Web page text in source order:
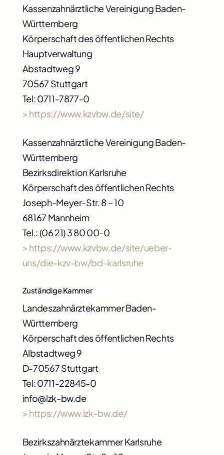
Kassenzahnärztliche Vereinigung Baden-
Württemberg
Körperschaft des öffentlichen Rechts
Hauptverwaltung
Abstadtweg 9
70567 Stuttgart
Tel: 0711-7877-0
> https://www.kzvbw.de/site/
Kassenzahnärztliche Vereinigung Baden-
Württemberg
Bezirksdirektion Karlsruhe
Körperschaft des öffentlichen Rechts
Joseph-Meyer-Str. 8 – 10
68167 Mannheim
Tel.: (06 21) 3 80 00-0
> https://www.kzvbw.de/site/ueber-
uns/die-kzv-bw/bd-karlsruhe
Zuständige Kammer
Landeszahnärztekammer Baden-
Württemberg
Körperschaft des öffentlichen Rechts
Albstadtweg 9
D-70567 Stuttgart
Tel: 0711-22845-0
info@lzk-bw.de
> https://www.lzk-bw.de/
Bezirkszahnärztekammer Karlsruhe